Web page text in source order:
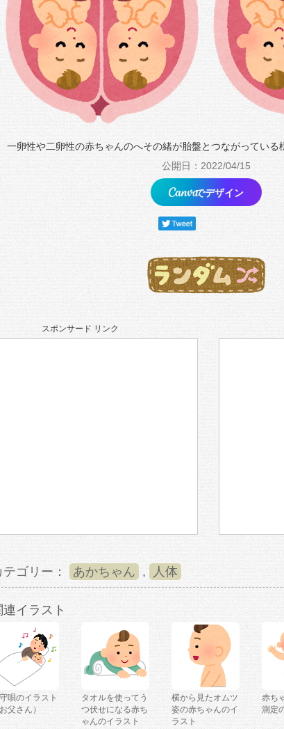
一卵性や二卵性の赤ちゃんのへその緒が胎盤とつながっている
公開日：2022/04/15
でデザイン
スポンサード リンク
テゴリー： あかちゃん , 人体
連イラスト
唄のイラスト
お父さん）
タオルを使ってう
つ伏せになる赤ち
ゃんのイラスト
横から見たオムツ
姿の赤ちゃんのイ
ラスト
赤ち
測定